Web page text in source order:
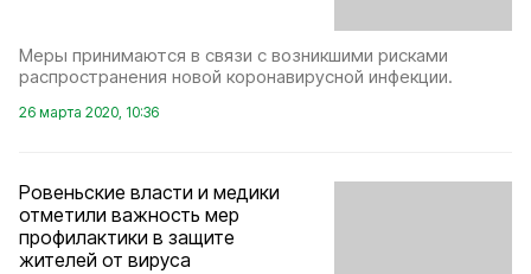
Меры принимаются в связи с возникшими рисками
распространения новой коронавирусной инфекции.
26 марта 2020, 10:36
Ровеньские власти и медики
отметили важность мер
профилактики в защите
жителей от вируса